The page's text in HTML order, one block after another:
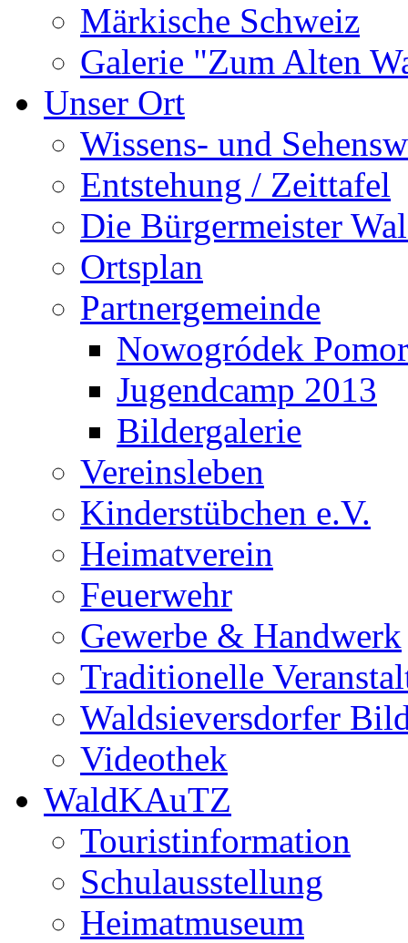
Märkische Schweiz
Galerie "Zum Alten
Unser Ort
Wissens- und
Entstehung / Zeittafel
Die Bürgermeister
Ortsplan
Partnergemeinde
Nowogródek
Jugendcamp 2013
Bildergalerie
Vereinsleben
Kinderstübchen e.V.
Heimatverein
Feuerwehr
Gewerbe & Handwerk
Traditionelle
Waldsieversdorfer
Videothek
WaldKAuTZ
Touristinformation
Schulausstellung
Heimatmuseum